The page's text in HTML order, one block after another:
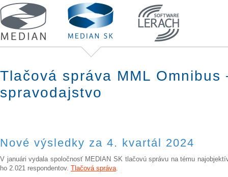
Tlačová správa MML
spravodajstvo
Nové výsledky za 4. kvartál 2024
V januári vydala spoločnosť MEDIAN SK tlačovú správu na tému
ho 2.021 respondentov. Tlačová správa.